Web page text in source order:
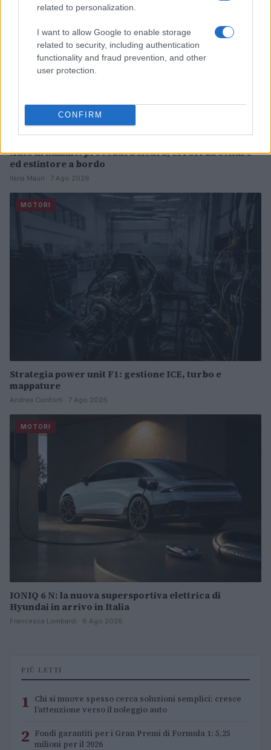
related to personalization.
I want to allow Google to enable storage
related to security, including authentication
functionality and fraud prevention, and other
user protection.
CONFIRM
Auto in fiamme: procedura sicura, errori da evitare
ed estintore a bordo
Ilaria Mauri · 7 Ago 2026
MOTORI
Strategia power unit F1: gestione ICE, turbo e
mappature
Andrea Conforti · 7 Ago 2026
MOTORI
IONIQ 6 N: la nuova supersportiva elettrica di
Hyundai in arrivo in Italia
Francesca Lombardi · 6 Ago 2026
PIÙ LETTI
1 Chi si muove spesso cerca soluzioni semplici: cresce
l’attenzione verso il noleggio auto
2 Fondi garantiti per i Gran Premi di Formula 1: 5,25
milioni per il 2026